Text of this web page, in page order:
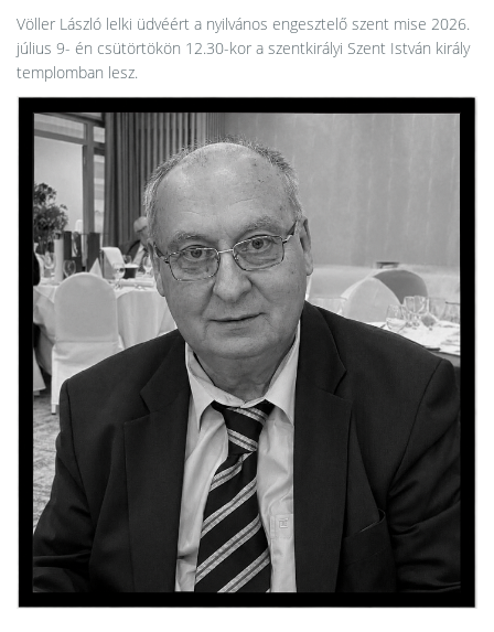
Völler László lelki üdvéért a nyilvános engesztelő szent mise 2026.
július 9- én csütörtökön 12.30-kor a szentkirályi Szent István király
templomban lesz.